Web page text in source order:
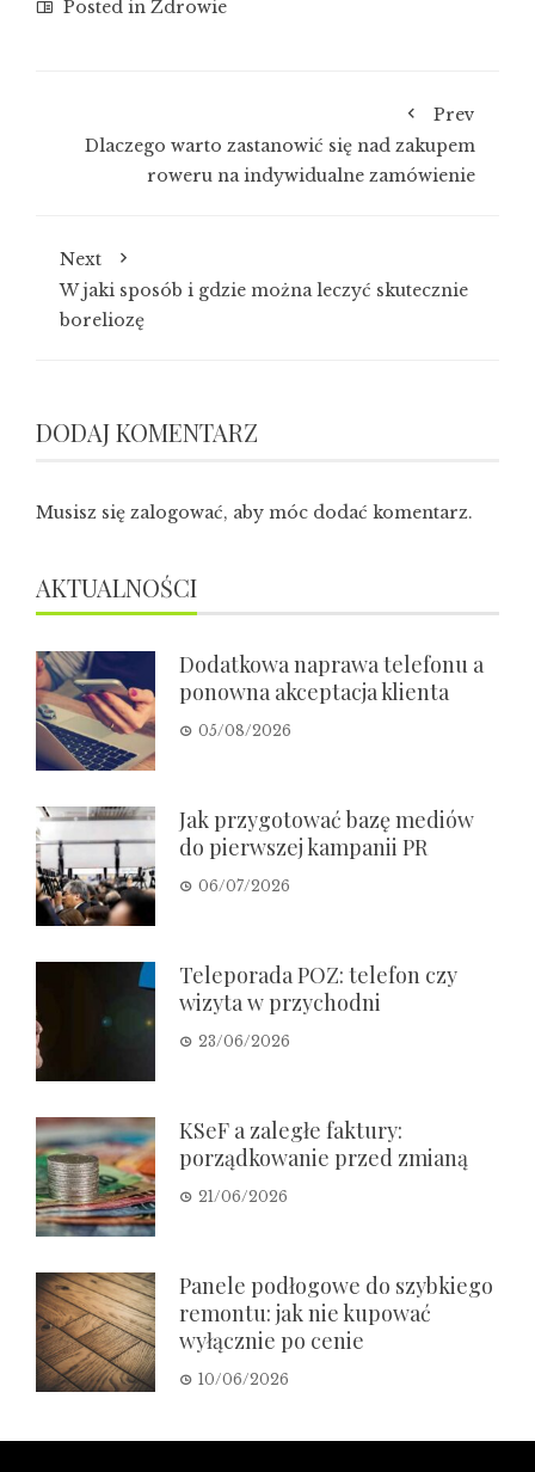
Posted in Zdrowie
Prev
Dlaczego warto zastanowić się nad zakupem
roweru na indywidualne zamówienie
Next
W jaki sposób i gdzie można leczyć skutecznie
boreliozę
DODAJ KOMENTARZ
Musisz się zalogować, aby móc dodać komentarz.
AKTUALNOŚCI
Dodatkowa naprawa telefonu a
ponowna akceptacja klienta
05/08/2026
Jak przygotować bazę mediów
do pierwszej kampanii PR
06/07/2026
Teleporada POZ: telefon czy
wizyta w przychodni
23/06/2026
KSeF a zaległe faktury:
porządkowanie przed zmianą
21/06/2026
Panele podłogowe do szybkiego
remontu: jak nie kupować
wyłącznie po cenie
10/06/2026